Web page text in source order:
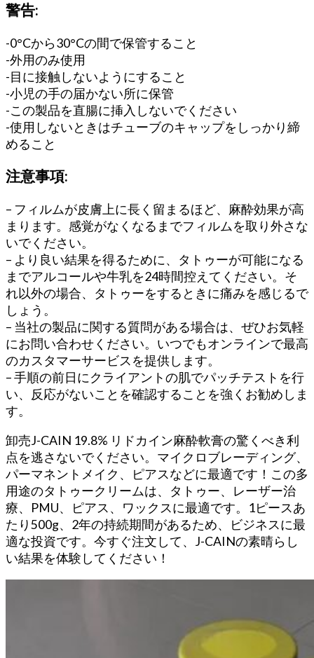
警告:
-0°Cから30°Cの間で保管すること
-外用のみ使用
-目に接触しないようにすること
-小児の手の届かない所に保管
-この製品を直腸に挿入しないでください
-使用しないときはチューブのキャップをしっかり締
めること
注意事項:
– フィルムが皮膚上に長く留まるほど、麻酔効果が高
まります。感覚がなくなるまでフィルムを取り外さな
いでください。
– より良い結果を得るために、タトゥーが可能になる
までアルコールや牛乳を24時間控えてください。そ
れ以外の場合、タトゥーをするときに痛みを感じるで
しょう。
– 当社の製品に関する質問がある場合は、ぜひお気軽
にお問い合わせください。いつでもオンラインで最高
のカスタマーサービスを提供します。
– 手順の前日にクライアントの肌でパッチテストを行
い、反応がないことを確認することを強くお勧めしま
す。
卸売J-CAIN 19.8% リドカイン麻酔軟膏の驚くべき利
点を逃さないでください。マイクロブレーディング、
パーマネントメイク、ピアスなどに最適です！この多
用途のタトゥークリームは、タトゥー、レーザー治
療、PMU、ピアス、ワックスに最適です。1ピースあ
たり500g、2年の持続期間があるため、ビジネスに最
適な投資です。今すぐ注文して、J-CAINの素晴らし
い結果を体験してください！